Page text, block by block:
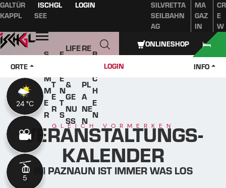
Hauptinhalt
Inhaltsverzeichnis
Hauptnavigation
Inhaltsverzeichnis
GALTÜR
ISCHGL
KAPPL
SEE
LOGIN
SILVRETTA
SEILBAHN
AG
MA
GAZ
IN
CR
E
W
Öffnen
S
M
M
E
R
T
E
R
E
E
N
T
S
LIFE
&
GE
NU
SS
RE
PL
A
NE
N
B
C
H
E
N
ORTE LOGIN INFO
ONLINESHOP
24 °C
5
24 °C
5
GLEICH VORMERKEN
VERANSTALTUNGS-
KALENDER
IM PAZNAUN IST IMMER WAS LOS